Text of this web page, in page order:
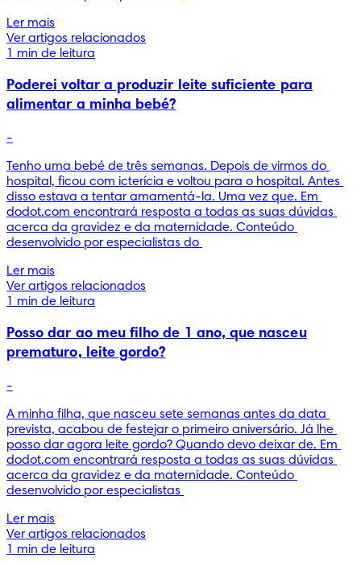
Ler mais
Ver artigos relacionados
1 min de leitura
Poderei voltar a produzir leite suficiente para
alimentar a minha bebé?
-
Tenho uma bebé de três semanas. Depois de virmos do
hospital, ficou com icterícia e voltou para o hospital. Antes
disso estava a tentar amamentá-la. Uma vez que. Em
dodot.com encontrará resposta a todas as suas dúvidas
acerca da gravidez e da maternidade. Conteúdo
desenvolvido por especialistas do
Ler mais
Ver artigos relacionados
1 min de leitura
Posso dar ao meu filho de 1 ano, que nasceu
prematuro, leite gordo?
-
A minha filha, que nasceu sete semanas antes da data
prevista, acabou de festejar o primeiro aniversário. Já lhe
posso dar agora leite gordo? Quando devo deixar de. Em
dodot.com encontrará resposta a todas as suas dúvidas
acerca da gravidez e da maternidade. Conteúdo
desenvolvido por especialistas
Ler mais
Ver artigos relacionados
1 min de leitura